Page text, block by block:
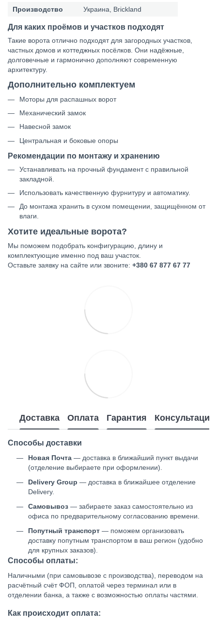
Производство Украина, Brickland
Для каких проёмов и участков подходят
Такие ворота отлично подходят для загородных участков,
частных домов и коттеджных посёлков. Они надёжные,
долговечные и гармонично дополняют современную
архитектуру.
Дополнительно комплектуем
Моторы для распашных ворот
Механический замок
Навесной замок
Центральная и боковые опоры
Рекомендации по монтажу и хранению
Устанавливать на прочный фундамент с правильной
закладной.
Использовать качественную фурнитуру и автоматику.
До монтажа хранить в сухом помещении, защищённом от
влаги.
Хотите идеальные ворота?
Мы поможем подобрать конфигурацию, длину и
комплектующие именно под ваш участок.
Оставьте заявку на сайте или звоните: +380 67 877 67 77
Доставка Оплата Гарантия Консультация
Способы доставки
Новая Почта — доставка в ближайший пункт выдачи
(отделение выбираете при оформлении).
Delivery Group — доставка в ближайшее отделение
Delivery.
Самовывоз — забираете заказ самостоятельно из
офиса по предварительному согласованию времени.
Попутный транспорт — поможем организовать
доставку попутным транспортом в ваш регион (удобно
для крупных заказов).
Способы оплаты:
Наличными (при самовывозе с производства), переводом на
расчётный счёт ФОП, оплатой через терминал или в
отделении банка, а также с возможностью оплаты частями.
Как происходит оплата: